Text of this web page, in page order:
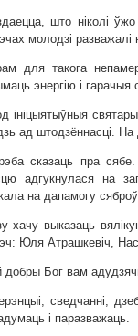
што ніколі
молодзі
для такога
энергію і гарачыя
ініцыятыўныя
ад штодзённасці.
сказаць пра
адгукнулася на
на дапамогу
хачу выказаць
Юля Атрашкевіч,
добры Бог вам
сведчанні,
і паразважаць.